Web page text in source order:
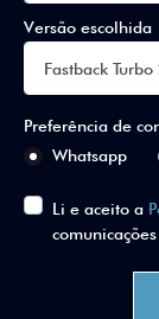
Versão escolhida
Preferência de
Whatsapp
Li e aceito a